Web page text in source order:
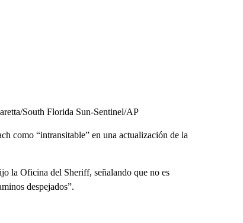
South Florida Sun-Sentinel/AP
como “intransitable” en una actualización de la
la Oficina del Sheriff, señalando que no es
despejados”.